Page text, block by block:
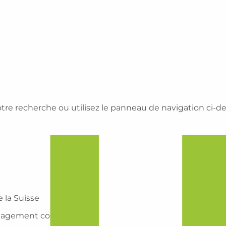
recherche ou utilisez le panneau de navigation ci-
Suisse
commercial